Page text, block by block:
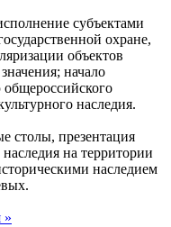
субъектами
охране,
объектов
начало
наследия.
столы, презентация
на территории
наследием
»